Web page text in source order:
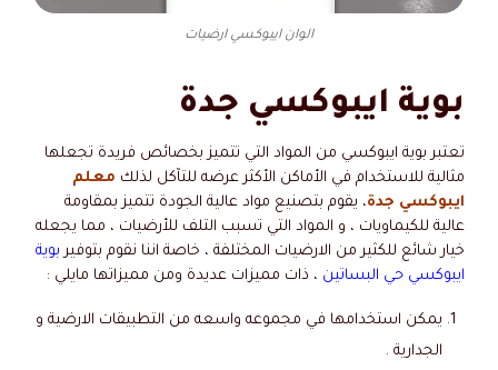
الوان ايبوكسي ارضيات
بوية ايبوكسي جدة
تعتبر بوية ايبوكسي من المواد التي تتميز بخصائص فريدة تجعلها
مثالية للاستخدام في الأماكن الأكثر عرضه للتآكل لذلك معلم
ايبوكسي جدة، يقوم بتصنيع مواد عالية الجودة تتميز بمقاومة
عالية للكيماويات ، و المواد التي تسبب التلف للأرضيات ، مما يجعله
خيار شائع للكثير من الارضيات المختلفة ، خاصة اننا نقوم بتوفير بوية
ايبوكسي حي البساتين ، ذات مميزات عديدة ومن مميزاتها مايلي :
يمكن استخدامها في مجموعه واسعه من التطبيقات الارضية و
الجدارية .